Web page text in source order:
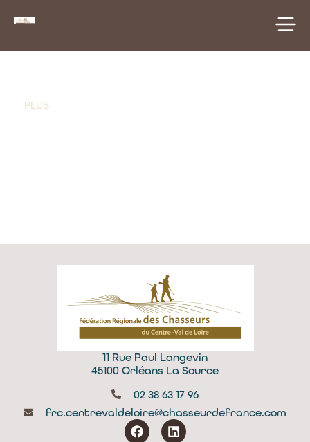
PLUS
11 Rue Paul Langevin
45100 Orléans La Source
02 38 63 17 96
frc.centrevaldeloire@chasseurdefrance.com